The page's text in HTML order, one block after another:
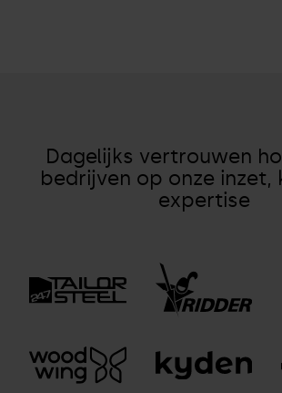
Dagelijks vertrouwen
bedrijven op onze inzet,
expertise